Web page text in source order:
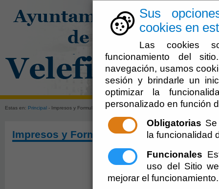
Sus
cookies en
Las cookies
funcionamiento del
navegación, usamos
sesión y brindarle un
optimizar la
personalizado en función
Obligatorias
la funcionalidad
Funcionales
uso del Sitio
mejorar el funcionamiento.
El
Estas en: Principal - Impresos y Formularios
Impresos y Formularios